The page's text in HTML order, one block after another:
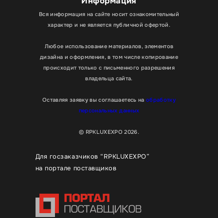
для консультации. После выбора вывески мы быстро
рассчитаем стоимость.
Вся информация на сайте носит ознакомительный
характер и не является публичной офертой.
Любое использование материалов, элементов
дизайна и оформления, в том числе копирование
происходит только с письменного разрешения
владельца сайта.
Оставляя заявку вы соглашаетесь на обработку
персональных данных
© RPKLUXEXPO 2026.
Для госзаказчиков “RPKLUXEXPO”
на портале поставщиков